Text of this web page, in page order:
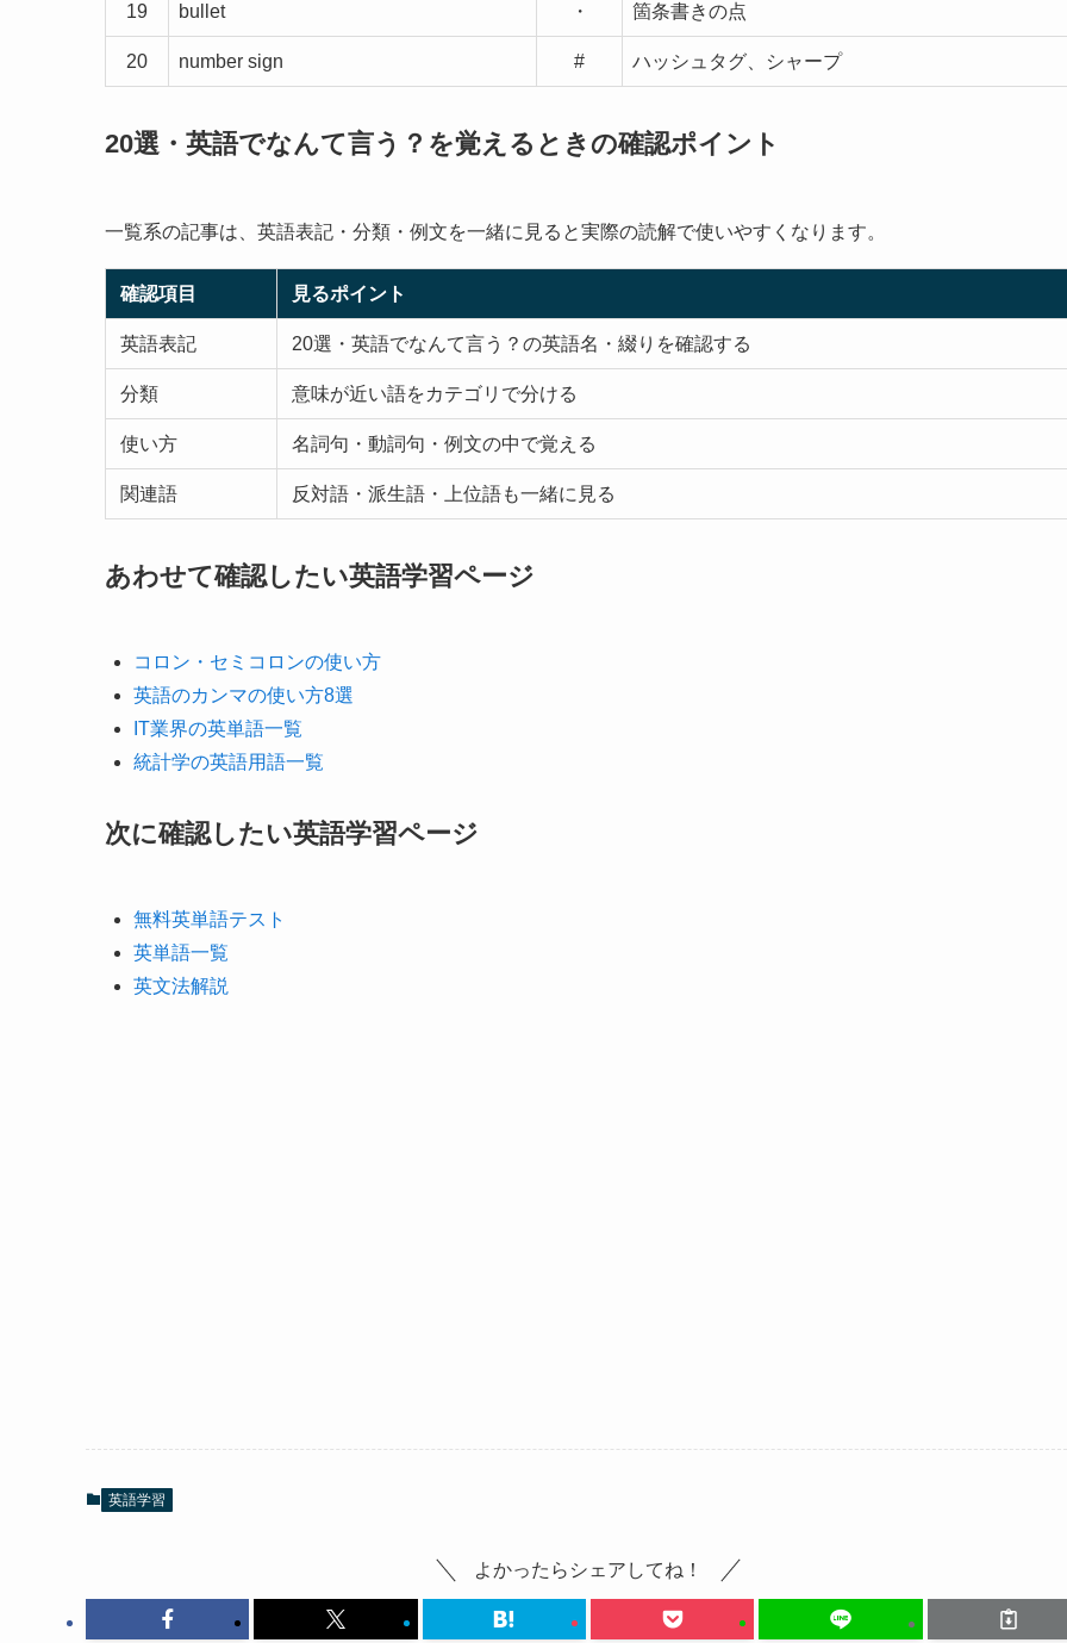
19 bullet ・ 箇条書きの点
20 number sign # ハッシュタグ、シャープ
20選・英語でなんて言う？を覚えるときの確認ポイント
一覧系の記事は、英語表記・分類・例文を一緒に見ると実際の読解で使いやすくなります。
確認項目 見るポイント
英語表記 20選・英語でなんて言う？の英語名・綴りを確認する
分類 意味が近い語をカテゴリで分ける
使い方 名詞句・動詞句・例文の中で覚える
関連語 反対語・派生語・上位語も一緒に見る
あわせて確認したい英語学習ページ
コロン・セミコロンの使い方
英語のカンマの使い方8選
IT業界の英単語一覧
統計学の英語用語一覧
次に確認したい英語学習ページ
無料英単語テスト
英単語一覧
英文法解説
英語学習
よかったらシェアしてね！